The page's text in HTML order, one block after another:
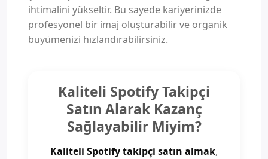
ihtimalini yükseltir. Bu sayede kariyerinizde
profesyonel bir imaj oluşturabilir ve organik
büyümenizi hızlandırabilirsiniz.
Kaliteli Spotify Takipçi
Satın Alarak Kazanç
Sağlayabilir Miyim?
Kaliteli Spotify takipçi satın almak,